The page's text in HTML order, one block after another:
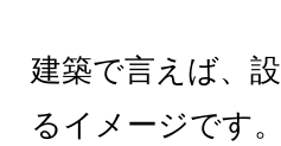
建築で言えば、
るイメージです